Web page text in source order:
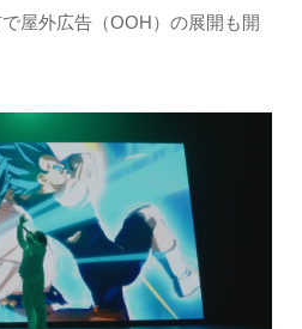
屋外広告（OOH）の展開も開